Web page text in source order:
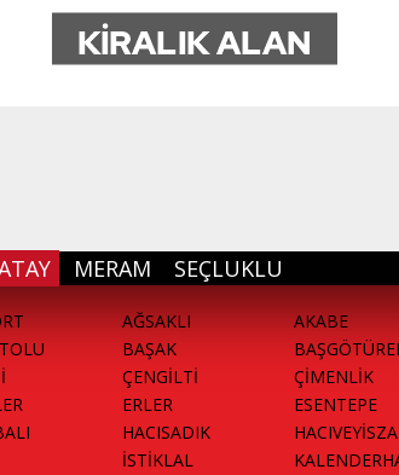
MERAM SEÇLUKLU
AĞSAKLI AKABE
BAŞAK
ÇENGİLTİ ÇİMENLİK
ERLER ESENTEPE
HACISADIK
İSTİKLAL